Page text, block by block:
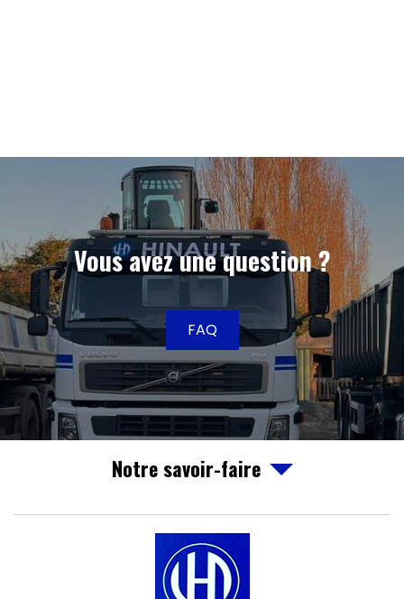
Vous avez une question ?
FAQ
Notre savoir-faire